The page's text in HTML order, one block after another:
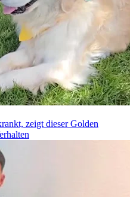
zeigt dieser Golden